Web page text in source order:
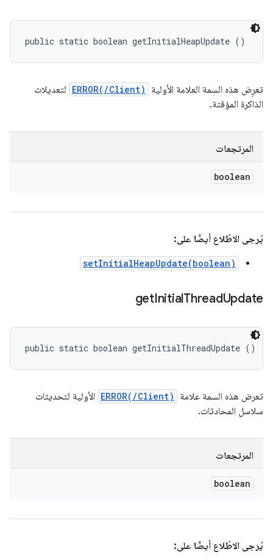
public static boolean getInitialHeapUpdate ()
تعرِض هذه السمة العلامة الأولية ERROR(/Client) لتعديلات
الذاكرة المؤقتة.
المرتجعات
boolean
يُرجى الاطّلاع أيضًا على:
setInitialHeapUpdate(boolean)
getInitialThreadUpdate
public static boolean getInitialThreadUpdate ()
تعرض هذه السمة علامة ERROR(/Client) الأولية لتحديثات
سلاسل المحادثات.
المرتجعات
boolean
يُرجى الاطّلاع أيضًا على: